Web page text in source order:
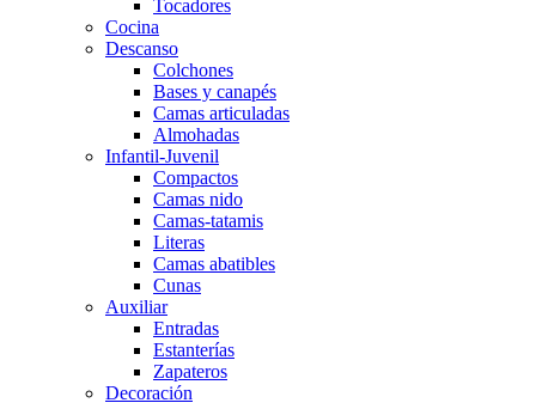
Tocadores
Cocina
Descanso
Colchones
Bases y canapés
Camas articuladas
Almohadas
Infantil-Juvenil
Compactos
Camas nido
Camas-tatamis
Literas
Camas abatibles
Cunas
Auxiliar
Entradas
Estanterías
Zapateros
Decoración